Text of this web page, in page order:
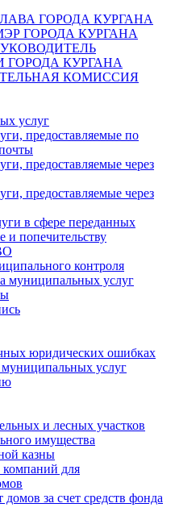
ГОРОДА КУРГАНА
ГОРОДА КУРГАНА
КУРГАНА
КОМИССИЯ
услуг
предоставляемые по
предоставляемые через
предоставляемые через
в сфере переданных
и попечительству
контроля
муниципальных услуг
юридических ошибках
услуг
и лесных участков
имущества
казны
для
за счет средств фонда